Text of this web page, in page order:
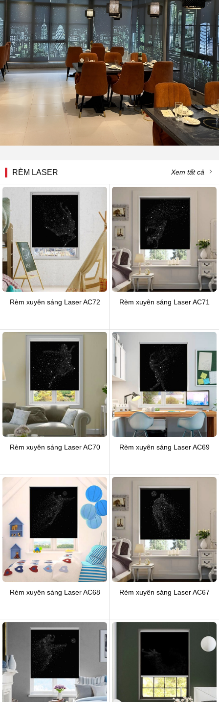
RÈM LASER Xem tất cả
Rèm xuyên sáng Laser AC72 Rèm xuyên sáng Laser AC71
Rèm xuyên sáng Laser AC70 Rèm xuyên sáng Laser AC69
Rèm xuyên sáng Laser AC68 Rèm xuyên sáng Laser AC67